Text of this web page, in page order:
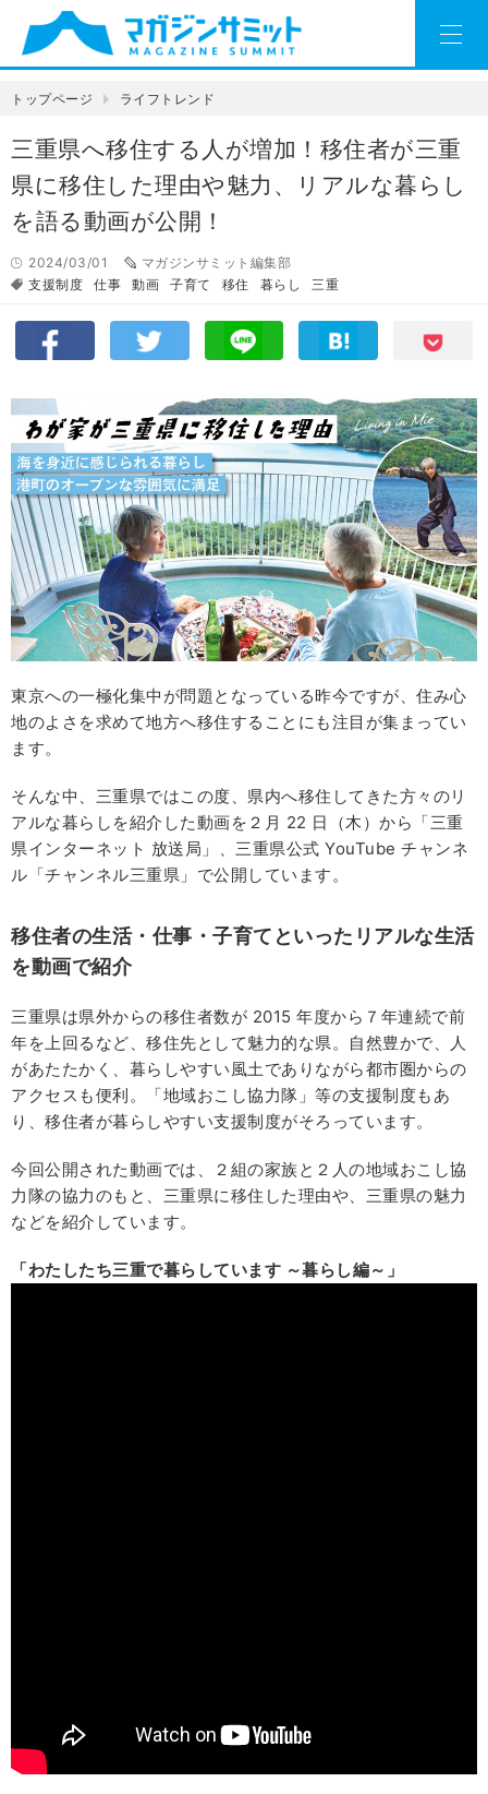
トップページ ライフトレンド
三重県へ移住する人が増加！移住者が三重
県に移住した理由や魅力、リアルな暮らし
を語る動画が公開！
2024/03/01
マガジンサミット編集部
支援制度
仕事 動画 子育て 移住 暮らし 三重
東京への一極化集中が問題となっている昨今ですが、住み心
地のよさを求めて地方へ移住することにも注目が集まってい
ます。
そんな中、三重県ではこの度、県内へ移住してきた方々のリ
アルな暮らしを紹介した動画を２月 22 日（木）から「三重
県インターネット 放送局」、三重県公式 YouTube チャンネ
ル「チャンネル三重県」で公開しています。
移住者の生活・仕事・子育てといったリアルな生活
を動画で紹介
三重県は県外からの移住者数が 2015 年度から７年連続で前
年を上回るなど、移住先として魅力的な県。自然豊かで、人
があたたかく、暮らしやすい風土でありながら都市圏からの
アクセスも便利。「地域おこし協力隊」等の支援制度もあ
り、移住者が暮らしやすい支援制度がそろっています。
今回公開された動画では、２組の家族と２人の地域おこし協
力隊の協力のもと、三重県に移住した理由や、三重県の魅力
などを紹介しています。
「わたしたち三重で暮らしています ～暮らし編～」